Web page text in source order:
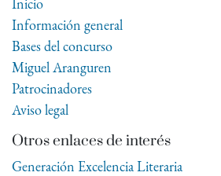
Inicio
Información general
Bases del concurso
Miguel Aranguren
Patrocinadores
Aviso legal
Otros enlaces de interés
Generación Excelencia Literaria